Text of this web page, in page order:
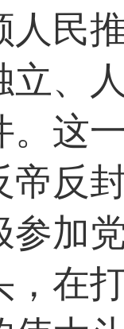
人民
立、
。这
帝反
参加
，在